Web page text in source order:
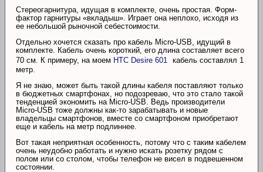
Стереогарнитура, идущая в комплекте, очень простая. Форм-
фактор гарнитуры «вкладыш». Играет она неплохо, исходя из
ее небольшой рыночной себестоимости.
Отдельно хочется сказать про кабель Micro-USB, идущий в
комплекте. Кабель очень короткий, его длина составляет всего
70 см. К примеру, на моем HTC Desire 601 кабель составлял 1
метр.
Я не знаю, может быть такой длины кабеля поставляют только
в бюджетных смартфонах, но подозреваю, что это стало такой
тенденцией экономить на Micro-USB. Ведь производители
Micro-USB тоже должны как-то зарабатывать и новые
владельцы смартфонов, вместе со смартфоном приобретают
еще и кабель на метр подлиннее.
Вот такая неприятная особенность, потому что с таким кабелем
очень неудобно работать и нужно искать розетку рядом с
полом или со столом, чтобы телефон не висел в подвешенном
состоянии.